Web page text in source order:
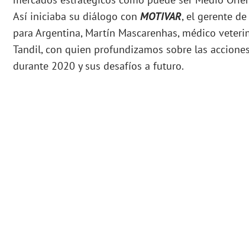
Así iniciaba su diálogo con MOTIVAR, el gerente
para Argentina, Martín Mascarenhas, médico
Tandil, con quien profundizamos sobre las
durante 2020 y sus desafíos a futuro.